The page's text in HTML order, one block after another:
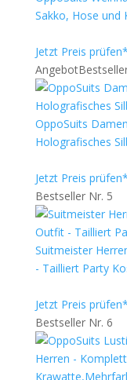
Sakko, Hose und
Jetzt Preis prüfen*
Angebot
OppoSuits
Holografisches
Jetzt Preis prüfen*
Bestseller Nr. 5
Suitmeister
- Tailliert Party
Jetzt Preis prüfen*
Bestseller Nr. 6